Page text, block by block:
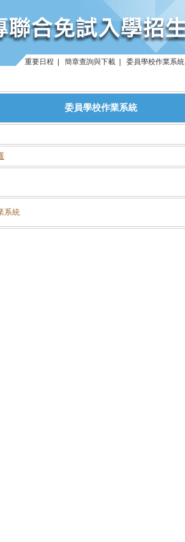
重要日程 簡章查詢與下載 委員學校作業系統
委員學校作業系統
系統